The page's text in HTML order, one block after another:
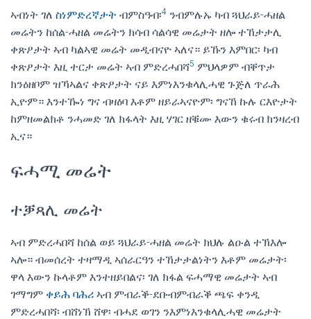
ኣብነት ገለ ስነምድረኛታት ብምስዓብ፡4 ንብምሉኡ ካብ ጓህራይ-ሓዘል
መሬትን ከሰል-ሓዘል መሬትን ክሳብ ሳልሳዊ መሬታት ዘሎ ተኸታታሊ
ቀጽዖታት ኣብ ካልኣዊ መሬት መዲብናዮ ኣለና። ይኹን እምበር፡ ካብ
ቀጽዖታት እዚ ተርታ መሬት ኣብ ምድረሓበሻ5 ምህላዎም ብቐጥታ
ክንዕዘቦም ዝኻኣልና ቀጽዖታት ናይ እምነእንቁላሊሓዊ ጉጅለ ጥራሕ
ኢዮም። እንተዀነ ግና ብዛዕባ እቶም ዘይራኣናዮም፡ ግናኸ ኩሉ ርእዮታት
ከምዘመልክቶ ንሓመድ ገለ ክፋላት እዚ ሃገር ዘቑሙ እውን ቁሩብ ክንዛረብ
ኢና።
ፍሓሚ መሬት
ተቓጻሊ መሬት
ኣብ ምድረሓበሻ ከሰል ወይ ጓህራይ-ሓዘል መሬት ክህሉ ልዑል ተኽእሎ
ኣሎ። ብመሰረት ተዛማዲ ኣሰራርዓን ተኸታታልነትን እቶም መሬታት፡
ዋላ እውን ኩላቶም እንተዘይበልና፡ ገለ ክፋል ፍሓማዊ መሬታት ኣብ
ገማግም ቀይሕ ባሕሪ ኣብ ምብራቕ-ደቡብምብራቕ ጫፍ ቀንዲ
ምድረሓበሻ፡ ብሸነኽ ሸዋ፡ ብሓደ ወገን ንእምነእንቁላሊሓዊ መሬታት